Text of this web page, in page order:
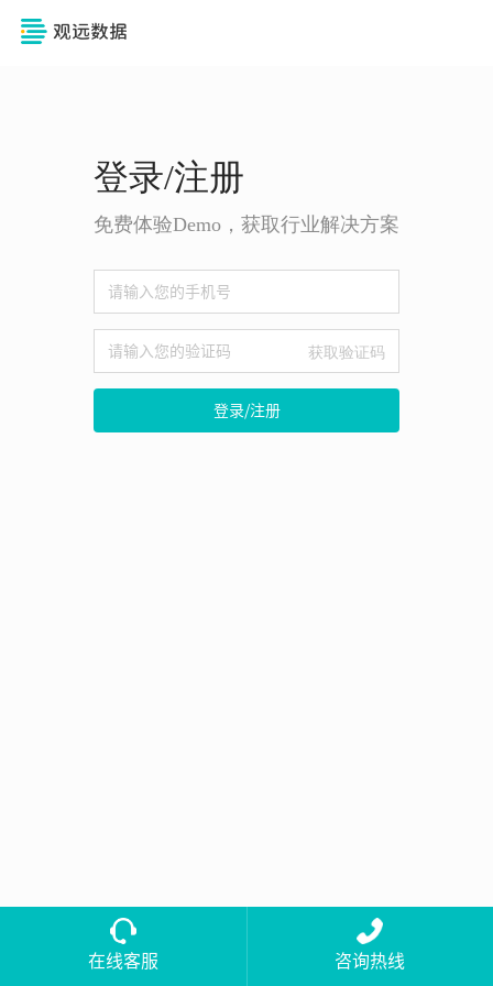
登录/注册
免费体验Demo，获取行业解决方案
获取验证码
登录/注册
在线客服 咨询热线